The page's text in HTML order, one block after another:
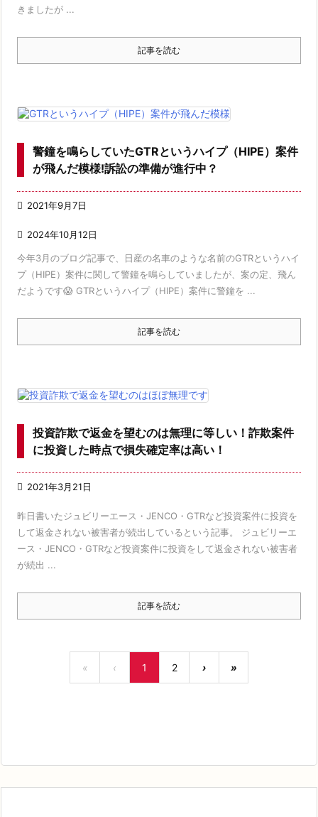
きましたが ...
記事を読む
警鐘を鳴らしていたGTRというハイプ（HIPE）案件
が飛んだ模様!訴訟の準備が進行中？
 2021年9月7日
 2024年10月12日
今年3月のブログ記事で、日産の名車のような名前のGTRというハイ
プ（HIPE）案件に関して警鐘を鳴らしていましたが、案の定、飛ん
だようです😱 GTRというハイプ（HIPE）案件に警鐘を ...
記事を読む
投資詐欺で返金を望むのは無理に等しい！詐欺案件
に投資した時点で損失確定率は高い！
 2021年3月21日
昨日書いたジュビリーエース・JENCO・GTRなど投資案件に投資を
して返金されない被害者が続出しているという記事。 ジュビリーエ
ース・JENCO・GTRなど投資案件に投資をして返金されない被害者
が続出 ...
記事を読む
« ‹ 1 2 › »